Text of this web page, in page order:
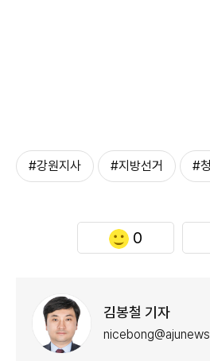
#강원지사 #지방선거 #
0
김봉철 기자